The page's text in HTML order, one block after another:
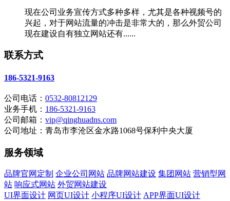
现在公司业务宣传方式多种多样，尤其是各种视频号的
兴起，对于网站流量的冲击是非常大的，那么外贸公司
现在建设自有独立网站还有......
联系方式
186-5321-9163
公司电话： 0532-80812129
业务手机： 186-5321-9163
公司邮箱： vip@qinghuadns.com
公司地址：青岛市李沧区金水路1068号保利中央大厦
服务领域
品牌官网定制 企业公司网站 品牌网站建设 集团网站 营销型网
站 响应式网站 外贸网站建设
UI界面设计 网页UI设计 小程序UI设计 APP界面UI设计